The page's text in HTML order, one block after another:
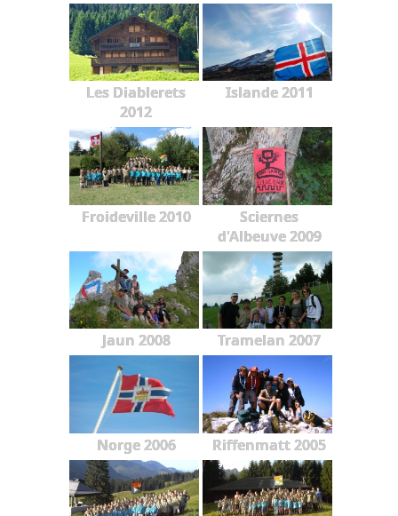
Les Diablerets
2012
Islande 2011
Froideville 2010
Sciernes
d'Albeuve 2009
Jaun 2008 Tramelan 2007
Norge 2006 Riffenmatt 2005